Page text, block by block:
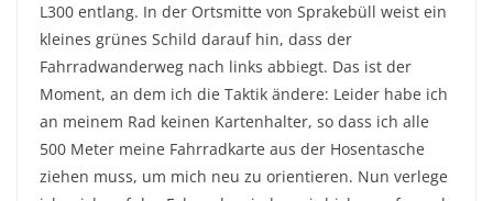
L300 entlang. In der Ortsmitte von Sprakebüll weist ein
kleines grünes Schild darauf hin, dass der
Fahrradwanderweg nach links abbiegt. Das ist der
Moment, an dem ich die Taktik ändere: Leider habe ich
an meinem Rad keinen Kartenhalter, so dass ich alle
500 Meter meine Fahrradkarte aus der Hosentasche
ziehen muss, um mich neu zu orientieren. Nun verlege